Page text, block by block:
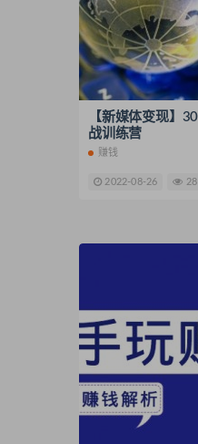
【新媒体变现】
战训练营
赚钱
2022-08-26